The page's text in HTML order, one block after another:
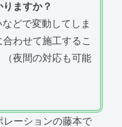
ますか？
どで変動してしま
わせて施工するこ
夜間の対応も可能
レーションの藤本で